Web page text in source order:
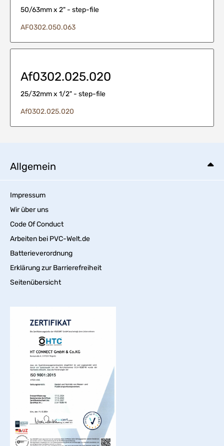
50/63mm x 2" - step-file
AF0302.050.063
Af0302.025.020
25/32mm x 1/2" - step-file
Af0302.025.020
Allgemein
Impressum
Wir über uns
Code Of Conduct
Arbeiten bei PVC-Welt.de
Batterieverordnung
Erklärung zur Barrierefreiheit
Seitenübersicht